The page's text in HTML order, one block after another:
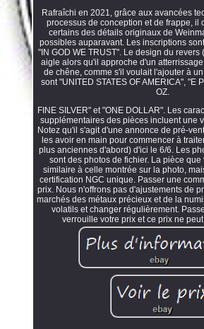
Rafraîchi en 2021, grâce aux avancées
processus de conception et de frappe, il
certains des détails originaux de
possibles auparavant. Les inscriptions
"IN GOD WE TRUST". Le design du revers
aigle alors qu'il approche d'un
de chêne, comme s'il voulait l'ajouter à
sont "UNITED STATES OF AMERICA", "E
OZ.
FINE SILVER" et "ONE DOLLAR". Les
supplémentaires des pièces incluent une
Notez qu'il s'agit d'une annonce de pré-
les avoir en main pour commencer à
plus anciennes d'abord) d'ici le 6/6. Les
sont des photos de fichier. La pièce
similaire à celle montrée sur la photo,
certification NGC unique. Passer une
prix. Nous n'offrons pas d'ajustements de
marchés des métaux précieux et de la
volatils et changer régulièrement.
verrouille votre prix et ce prix ne